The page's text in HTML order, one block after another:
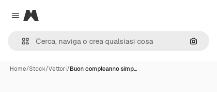
Close menu
Magnific
Cerca
Home/Stock/Vettori/Buon compleanno simp…